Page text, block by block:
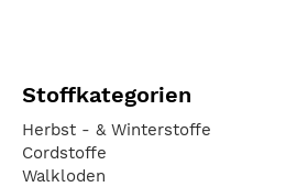
Stoffkategorien
Herbst - & Winterstoffe
Cordstoffe
Walkloden